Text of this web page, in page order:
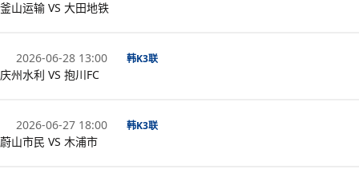
釜山运输 VS 大田地铁
2026-06-28 13:00 韩K3联
庆州水利 VS 抱川FC
2026-06-27 18:00 韩K3联
蔚山市民 VS 木浦市